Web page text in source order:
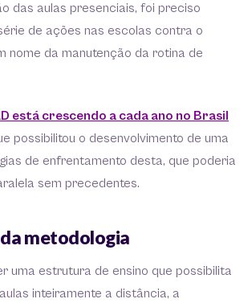
das aulas presenciais, foi preciso
de ações nas escolas contra o
nome da manutenção da rotina de
está crescendo a cada ano no Brasil
possibilitou o desenvolvimento de uma
de enfrentamento desta, que poderia
sem precedentes.
metodologia
uma estrutura de ensino que possibilita
inteiramente a distância, a